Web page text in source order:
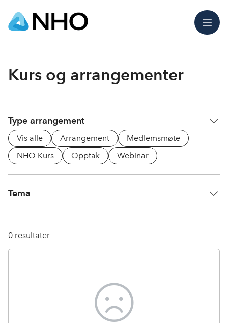
Meny
Kurs og arrangementer
Type arrangement
Vis alle Arrangement
Medlemsmøte
NHO Kurs
Opptak Webinar
Tema
0 resultater